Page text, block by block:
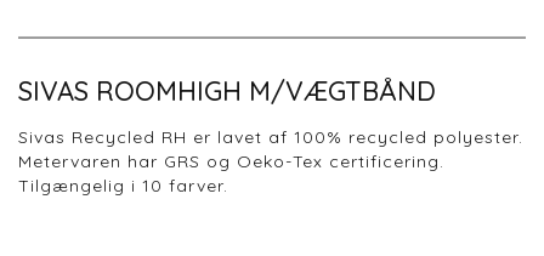
SIVAS ROOMHIGH M/VÆGTBÅND
Sivas Recycled RH er lavet af 100% recycled polyester.
Metervaren har GRS og Oeko-Tex certificering.
Tilgængelig i 10 farver.